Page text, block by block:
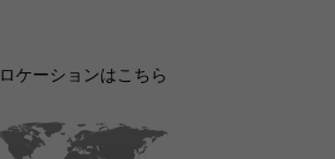
ロケーションはこちら